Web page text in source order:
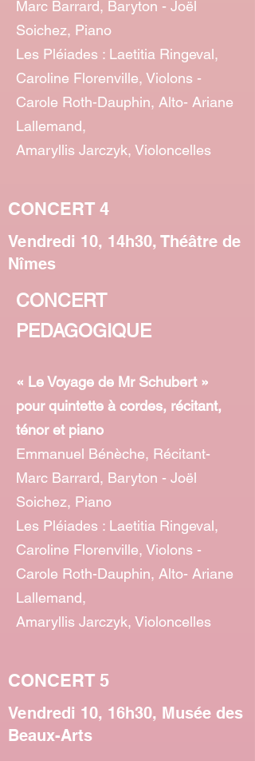
Marc Barrard, Baryton - Joël
Soichez, Piano
Les Pléiades : Laetitia Ringeval,
Caroline Florenville, Violons -
Carole Roth-Dauphin, Alto- Ariane
Lallemand,
Amaryllis Jarczyk, Violoncelles
CONCERT 4
Vendredi 10, 14h30, Théâtre de
Nîmes
CONCERT
PEDAGOGIQUE
« Le Voyage de Mr Schubert »
pour quintette à cordes, récitant,
ténor et piano
Emmanuel Bénèche, Récitant-
Marc Barrard, Baryton - Joël
Soichez, Piano
Les Pléiades : Laetitia Ringeval,
Caroline Florenville, Violons -
Carole Roth-Dauphin, Alto- Ariane
Lallemand,
Amaryllis Jarczyk, Violoncelles
CONCERT 5
Vendredi 10, 16h30, Musée des
Beaux-Arts